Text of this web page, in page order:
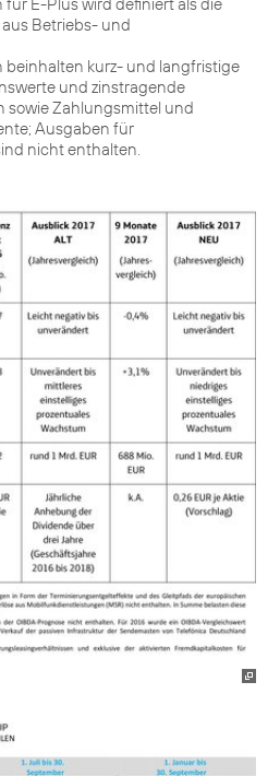
Betriebs- und
beinhalten kurz- und langfristige
und zinstragende
sowie Zahlungsmittel und
Ausgaben für
nicht enthalten.